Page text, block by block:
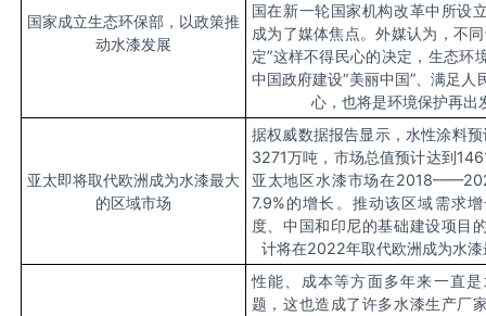
国家成立生态环保部，以政策推
动水漆发展
国在新一轮国家机构改革中所设
成为了媒体焦点。外媒认为，不
定”这样不得民心的决定，生态环
中国政府建设“美丽中国”、满足人
心，也将是环境保护再出
亚太即将取代欧洲成为水漆最大
的区域市场
据权威数据报告显示，水性涂料
3271万吨，市场总值预计达到
亚太地区水漆市场在
7.9%的增长。推动该区域需求
度、中国和印尼的基础建设项目
计将在2022年取代欧洲成为水
性能、成本等方面多年来一直
题，这也造成了许多水漆生产厂